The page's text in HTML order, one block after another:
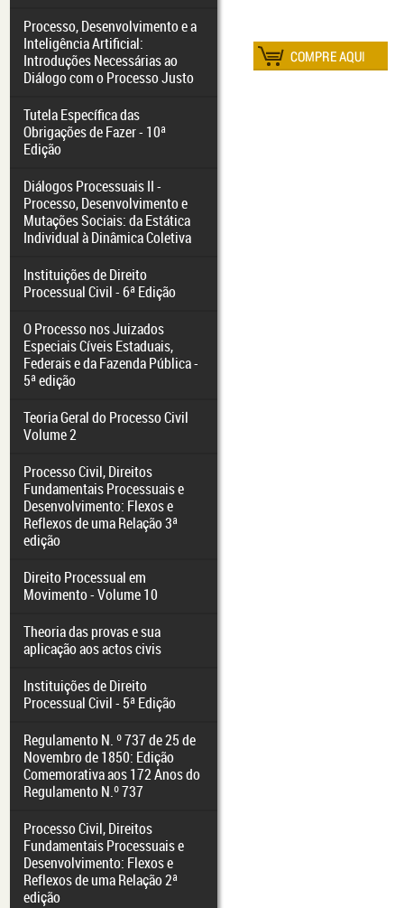
Processo, Desenvolvimento e a
Inteligência Artificial:
Introduções Necessárias ao
Diálogo com o Processo Justo
Tutela Específica das
Obrigações de Fazer - 10ª
Edição
Diálogos Processuais II -
Processo, Desenvolvimento e
Mutações Sociais: da Estática
Individual à Dinâmica Coletiva
Instituições de Direito
Processual Civil - 6ª Edição
O Processo nos Juizados
Especiais Cíveis Estaduais,
Federais e da Fazenda Pública -
5ª edição
Teoria Geral do Processo Civil
Volume 2
Processo Civil, Direitos
Fundamentais Processuais e
Desenvolvimento: Flexos e
Reflexos de uma Relação 3ª
edição
Direito Processual em
Movimento - Volume 10
Theoria das provas e sua
aplicação aos actos civis
Instituições de Direito
Processual Civil - 5ª Edição
Regulamento N. º 737 de 25 de
Novembro de 1850: Edição
Comemorativa aos 172 Anos do
Regulamento N.º 737
Processo Civil, Direitos
Fundamentais Processuais e
Desenvolvimento: Flexos e
Reflexos de uma Relação 2ª
edição